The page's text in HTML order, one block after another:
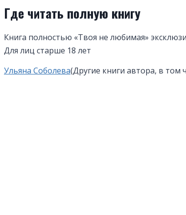
Где читать полную книгу
Книга полностью «Твоя не любимая»
Для лиц старше 18 лет
Метки
Ульяна Соболева(Другие книги автора, в том